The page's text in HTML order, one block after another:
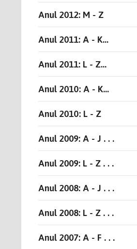
Anul 2012: M - Z
Anul 2011: A - K...
Anul 2011: L - Z...
Anul 2010: A - K...
Anul 2010: L - Z
Anul 2009: A - J . . .
Anul 2009: L - Z . . .
Anul 2008: A - J . . .
Anul 2008: L - Z . . .
Anul 2007: A - F . . .